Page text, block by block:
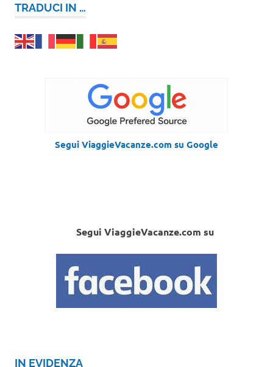
TRADUCI IN …
Segui ViaggieVacanze.com su Google
Segui ViaggieVacanze.com su
IN EVIDENZA